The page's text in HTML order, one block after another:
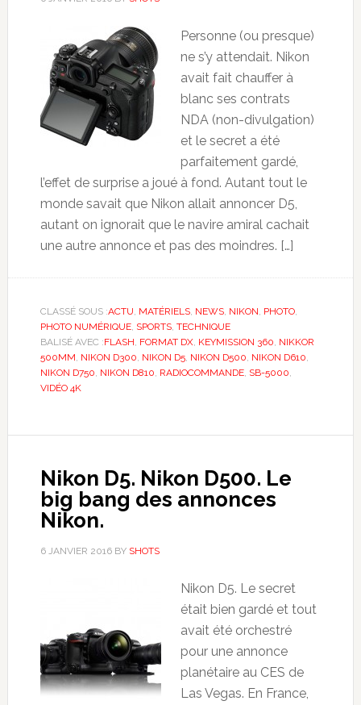
Personne (ou presque)
ne s’y attendait. Nikon
avait fait chauffer à
blanc ses contrats
NDA (non-divulgation)
et le secret a été
parfaitement gardé,
l’effet de surprise a joué à fond. Autant tout le
monde savait que Nikon allait annoncer D5,
autant on ignorait que le navire amiral cachait
une autre annonce et pas des moindres. […]
CLASSÉ SOUS :ACTU MATÉRIELS, NEWS, NIKON PHOTO,
PHOTO NUMÉRIQUE, SPORTS, TECHNIQUE
BALISÉ AVEC :FLASH FORMAT DX, KEYMISSION 360 NIKKOR
500MM NIKON D300 NIKON D5, NIKON D500 NIKON D610
NIKON D750 NIKON D810 RADIOCOMMANDE, SB-5000
VIDÉO 4K
Nikon D5. Nikon D500. Le
big bang des annonces
Nikon.
6 JANVIER 2016BY SHOTS
Nikon D5. Le secret
était bien gardé et tout
avait été orchestré
pour une annonce
planétaire au CES de
Las Vegas. En France,